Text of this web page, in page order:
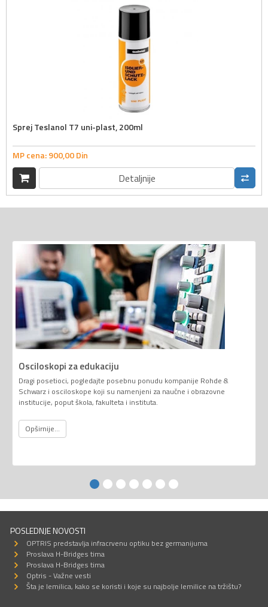
Sprej Teslanol T7 uni-plast, 200ml
MP cena:900,00Din
Detaljnije
Osciloskopi za edukaciju
Dragi posetioci, pogledajte posebnu ponudu kompanije Rohde &
Schwarz i osciloskope koji su namenjeni za naučne i obrazovne
institucije, poput škola, fakulteta i instituta.
Opširnije...
POSLEDNJE NOVOSTI
OPTRIS predstavlja infracrvenu optiku bez germanijuma
Proslava H-Bridges tima
Proslava H-Bridges tima
Optris - Važne vesti
Šta je lemilica, kako se koristi i koje su najbolje lemilice na tržištu?